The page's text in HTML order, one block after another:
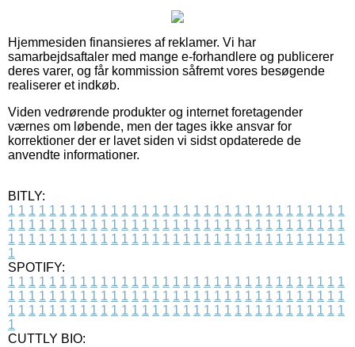
Hjemmesiden finansieres af reklamer. Vi har
samarbejdsaftaler med mange e-forhandlere og publicerer
deres varer, og får kommission såfremt vores besøgende
realiserer et indkøb.
Viden vedrørende produkter og internet foretagender
værnes om løbende, men der tages ikke ansvar for
korrektioner der er lavet siden vi sidst opdaterede de
anvendte informationer.
BITLY:
1 1 1 1 1 1 1 1 1 1 1 1 1 1 1 1 1 1 1 1 1 1 1 1 1 1 1 1 1 1 1 1 1
1 1 1 1 1 1 1 1 1 1 1 1 1 1 1 1 1 1 1 1 1 1 1 1 1 1 1 1 1 1 1 1 1
1 1 1 1 1 1 1 1 1 1 1 1 1 1 1 1 1 1 1 1 1 1 1 1 1 1 1 1 1 1 1 1 1
1
SPOTIFY:
1 1 1 1 1 1 1 1 1 1 1 1 1 1 1 1 1 1 1 1 1 1 1 1 1 1 1 1 1 1 1 1 1
1 1 1 1 1 1 1 1 1 1 1 1 1 1 1 1 1 1 1 1 1 1 1 1 1 1 1 1 1 1 1 1 1
1 1 1 1 1 1 1 1 1 1 1 1 1 1 1 1 1 1 1 1 1 1 1 1 1 1 1 1 1 1 1 1 1
1
CUTTLY BIO: